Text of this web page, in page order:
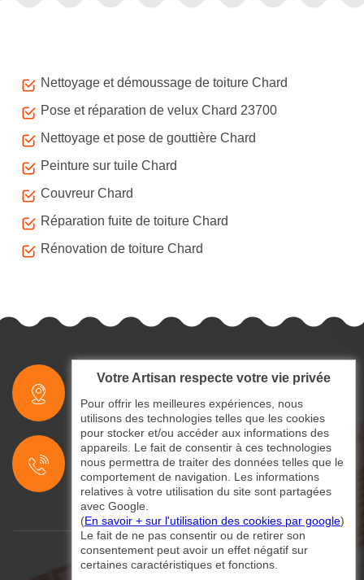
Nettoyage et démoussage de toiture Chard
Pose et réparation de velux Chard 23700
Nettoyage et pose de gouttière Chard
Peinture sur tuile Chard
Couvreur Chard
Réparation fuite de toiture Chard
Rénovation de toiture Chard
indisponible
indisponible
©2024 - 2026 Tout droit réservé
Votre Artisan respecte votre vie privée
Pour offrir les meilleures expériences, nous
utilisons des technologies telles que les cookies
pour stocker et/ou accéder aux informations des
appareils. Le fait de consentir à ces technologies
nous permettra de traiter des données telles que le
comportement de navigation. Les informations
relatives à votre utilisation du site sont partagées
avec Google.
(En savoir + sur l'utilisation des cookies par google)
Le fait de ne pas consentir ou de retirer son
consentement peut avoir un effet négatif sur
certaines caractéristiques et fonctions.